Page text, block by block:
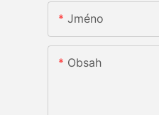
Jméno
Obsah